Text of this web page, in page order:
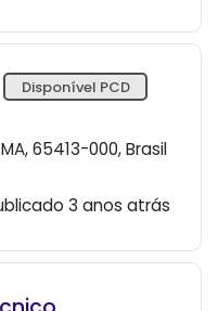
Disponível PCD
65413-000, Brasil
3 anos atrás